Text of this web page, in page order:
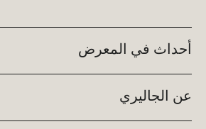
أحداث في المعرض
عن الجاليري